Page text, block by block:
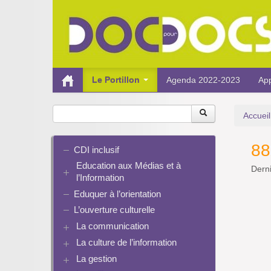
Le Portillon Agenda 2022-2023
Accueil
CDI inclusif
Education aux Médias et à
l’Information
EMI et translittératie
La culture de la participation
Identité / Présence numérique /
Traces
Eduquer à l’orientation
L’ouverture culturelle
La communication
Plaquettes de communication
Présence numérique du CDI
La culture de l’information
Ressources pour penser une
La gestion